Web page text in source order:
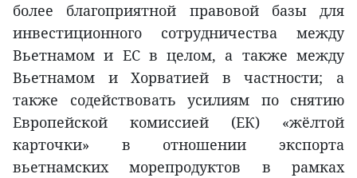
более благоприятной правовой базы для
инвестиционного сотрудничества между
Вьетнамом и ЕС в целом, а также между
Вьетнамом и Хорватией в частности; а
также содействовать усилиям по снятию
Европейской комиссией (ЕК) «жёлтой
карточки» в отношении экспорта
вьетнамских морепродуктов в рамках